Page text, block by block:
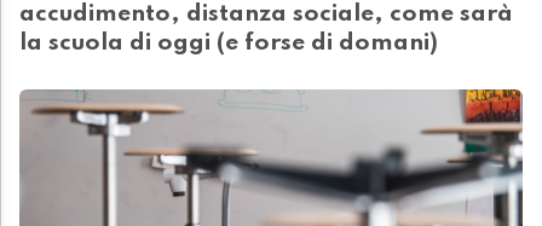
accudimento, distanza sociale, come sarà
la scuola di oggi (e forse di domani)